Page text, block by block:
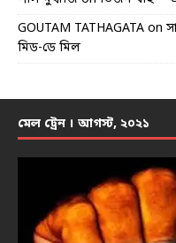
GOUTAM TATHAGATA on
মিড-ডে মিল
মেল ট্রেন । আগস্ট, ২০২১